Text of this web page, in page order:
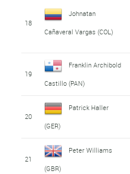
18
Johnatan
Cañaveral Vargas (COL)
19
Franklin Archibold
Castillo (PAN)
20
Patrick Haller
(GER)
21
Peter Williams
(GBR)